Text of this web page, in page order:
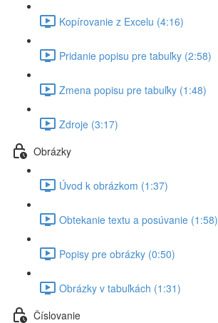
Kopírovanie z Excelu (4:16)
Pridanie popisu pre tabuľky (2:58)
Zmena popisu pre tabuľky (1:48)
Zdroje (3:17)
Obrázky
Úvod k obrázkom (1:37)
Obtekanie textu a posúvanie (1:58)
Popisy pre obrázky (0:50)
Obrázky v tabuľkách (1:31)
Číslovanie